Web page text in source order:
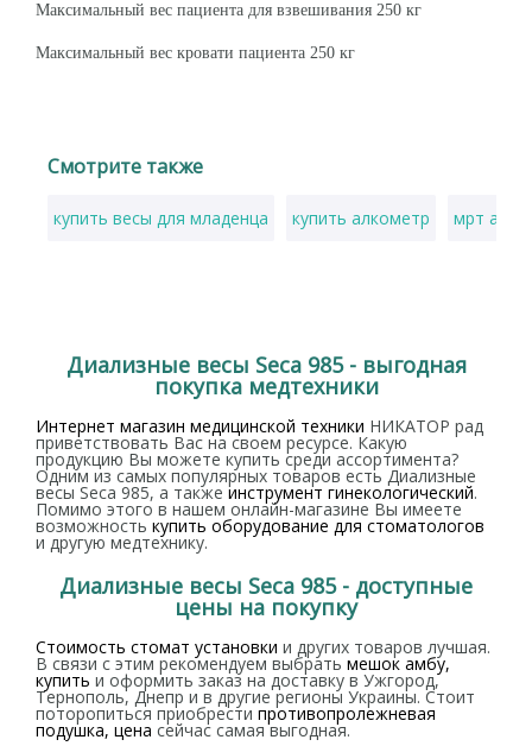
Максимальный вес пациента для взвешивания 250 кг
Максимальный вес кровати пациента 250 кг
Смотрите также
купить весы для младенца купить алкометр мрт
Диализные весы Seca 985 - выгодная
покупка медтехники
Интернет магазин медицинской техники НИКАТОР рад
приветствовать Вас на своем ресурсе. Какую
продукцию Вы можете купить среди ассортимента?
Одним из самых популярных товаров есть Диализные
весы Seca 985, а также инструмент гинекологический.
Помимо этого в нашем онлайн-магазине Вы имеете
возможность купить оборудование для стоматологов
и другую медтехнику.
Диализные весы Seca 985 - доступные
цены на покупку
Стоимость стомат установки и других товаров лучшая.
В связи с этим рекомендуем выбрать мешок амбу,
купить и оформить заказ на доставку в Ужгород,
Тернополь, Днепр и в другие регионы Украины. Стоит
поторопиться приобрести противопролежневая
подушка, цена сейчас самая выгодная.